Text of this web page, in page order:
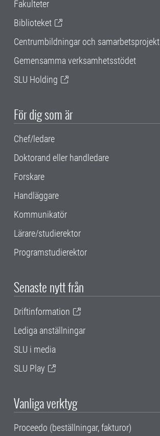
Fakulteter
Biblioteket
Centrumbildningar och samarbetsprojekt
Gemensamma verksamhetsstödet
SLU Holding
För dig som är
Chef/ledare
Doktorand eller handledare
Forskare
Handläggare
Kommunikatör
Lärare/studierektor
Programstudierektor
Senaste nytt från
Driftinformation
Lediga anställningar
SLU i media
SLU Play
Vanliga verktyg
Proceedo (beställningar, fakturor)